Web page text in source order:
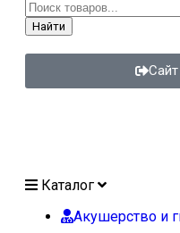
Найти
Каталог
Акушерство и